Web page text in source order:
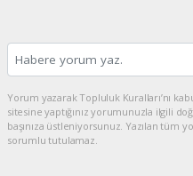
Yorum yazarak Topluluk Kuralları’nı
sitesine yaptığınız yorumunuzla ilgili
başınıza üstleniyorsunuz. Yazılan
sorumlu tutulamaz.